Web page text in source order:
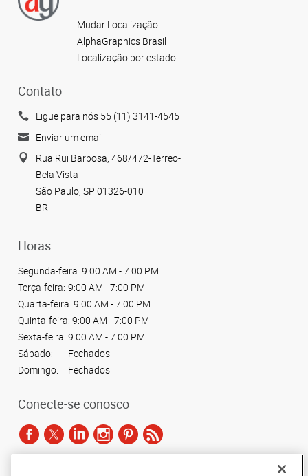
Mudar Localização
AlphaGraphics Brasil
Localização por estado
Contato
Ligue para nós 55 (11) 3141-4545
Enviar um email
Rua Rui Barbosa, 468/472-Terreo-
Bela Vista
São Paulo, SP 01326-010
BR
Horas
Segunda-feira: 9:00 AM - 7:00 PM
Terça-feira: 9:00 AM - 7:00 PM
Quarta-feira: 9:00 AM - 7:00 PM
Quinta-feira: 9:00 AM - 7:00 PM
Sexta-feira: 9:00 AM - 7:00 PM
Sábado:
Fechados
Domingo:
Fechados
Conecte-se conosco